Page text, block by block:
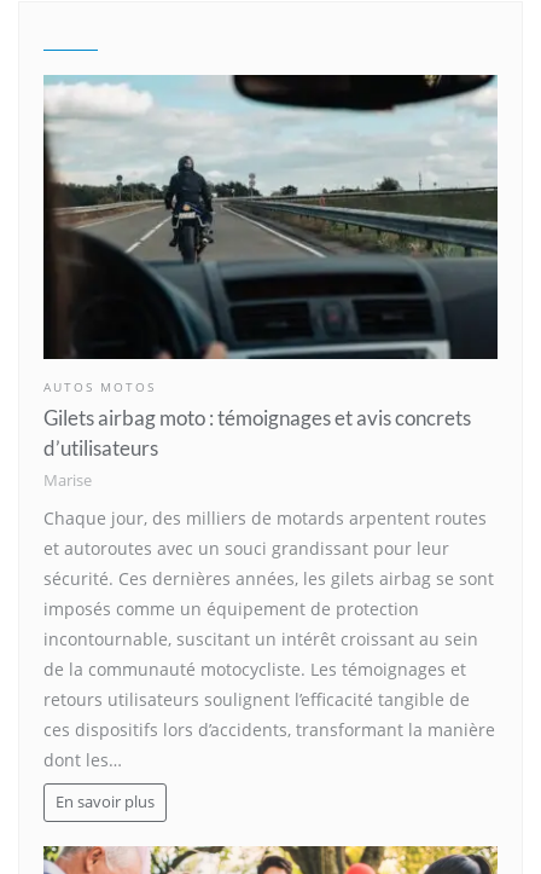
AUTOS MOTOS
Gilets airbag moto : témoignages et avis concrets
d’utilisateurs
Marise
Chaque jour, des milliers de motards arpentent routes
et autoroutes avec un souci grandissant pour leur
sécurité. Ces dernières années, les gilets airbag se sont
imposés comme un équipement de protection
incontournable, suscitant un intérêt croissant au sein
de la communauté motocycliste. Les témoignages et
retours utilisateurs soulignent l’efficacité tangible de
ces dispositifs lors d’accidents, transformant la manière
dont les…
En savoir plus